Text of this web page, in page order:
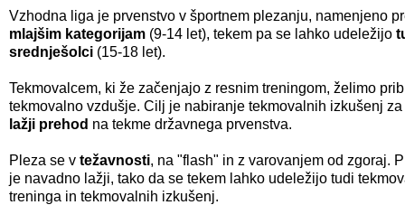
Vzhodna liga je prvenstvo v športnem plezanju, namenjeno
mlajšim kategorijam (9-14 let), tekem pa se lahko udeležijo